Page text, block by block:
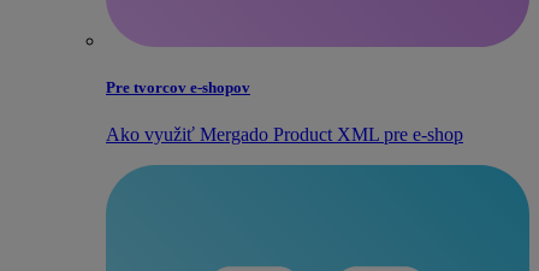
Pre tvorcov e‑shopov
Ako využiť Mergado Product XML pre e‑shop